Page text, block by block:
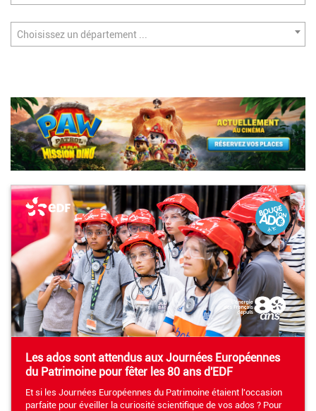
Choisissez un département ...
Les ados sont attendus aux Journées Européennes
du Patrimoine pour fêter les 80 ans d'EDF
Et si les Journées Européennes du Patrimoine étaient l'occasion
parfaite pour éveiller la curiosité scientifique de vos ados ? Pour